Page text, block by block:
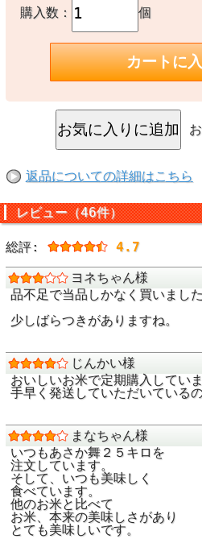
購入数： 個
返品についての詳細はこちら
レビュー（46件）
総評: 4.7
ヨネちゃん様
品不足で当品しかなく買いました
少しばらつきがありますね。
じんかい様
おいしいお米で定期購入していま
手早く発送していただいている
まなちゃん様
いつもあさか舞２５キロを
注文しています。
そして、いつも美味しく
食べています。
他のお米と比べて
お米、本来の美味しさがあり
とても美味しいです。